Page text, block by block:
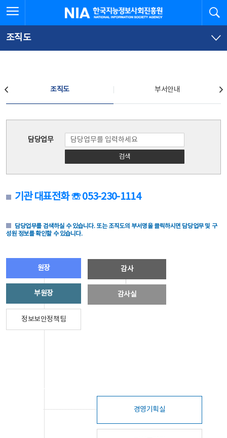
문
로
가
체
뉴
바
가
한국지능정보사회진흥원
조직도
조직도 부서안내
담당업무
검색
기관 대표전화 ☏ 053-230-1114
담당업무를 검색하실 수 있습니다. 또는 조직도의 부서명을 클릭하시면 담당업무 및 구
성원 정보를 확인할 수 있습니다.
원장
부원장
정보보안정책팀
감사
감사실
경영기획실